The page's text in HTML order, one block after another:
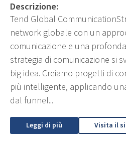
Descrizione:
Tend Global
network globale con un
comunicazione e una
strategia di comunicazione si
big idea. Creiamo progetti di
più intelligente, applicando
dal funnel...
Leggi di più Visita il